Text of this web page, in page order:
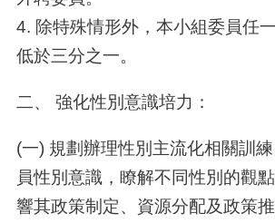
4. 除特殊情形外，本小組委員任
低於三分之一。
二、 強化性別意識培力：
(一) 規劃辦理性別主流化相關訓
員性別意識，瞭解不同性別的觀
響其政策制定、資源分配及政策推